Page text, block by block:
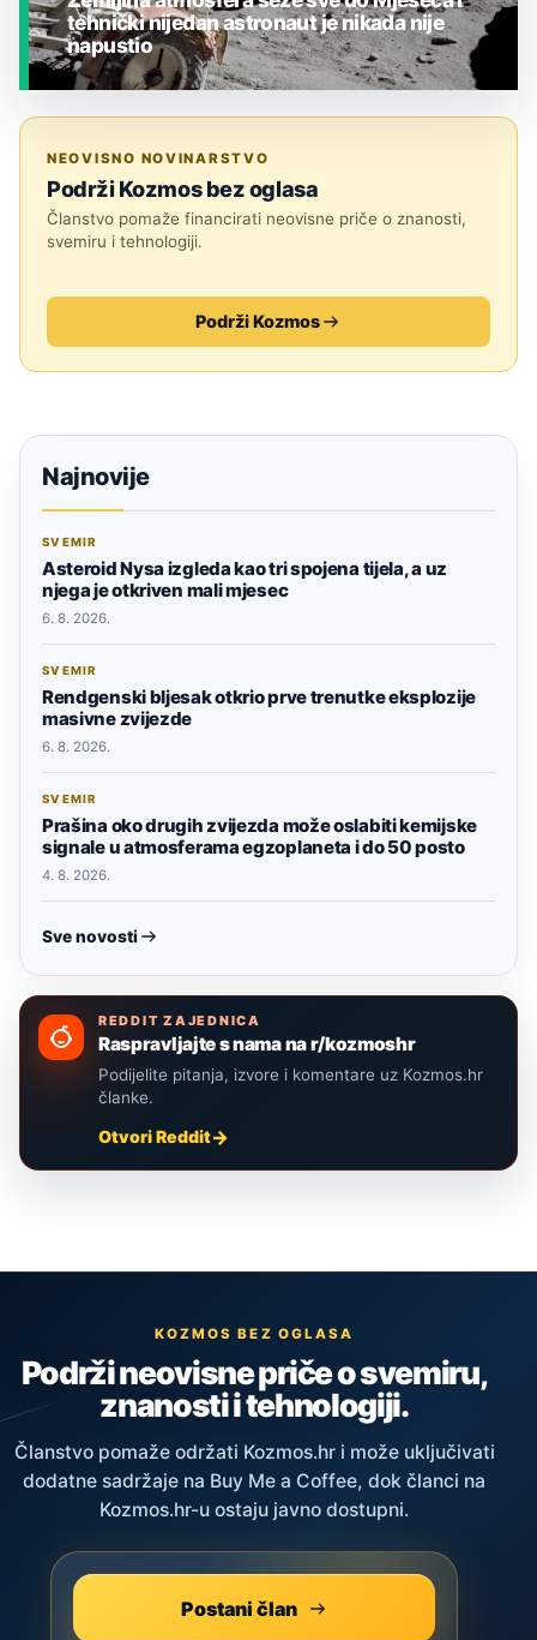
tehnički nijedan astronaut je nikada nije
napustio
NEOVISNO NOVINARSTVO
Podrži Kozmos bez oglasa
Članstvo pomaže financirati neovisne priče o znanosti,
svemiru i tehnologiji.
Podrži Kozmos
Najnovije
SVEMIR
Asteroid Nysa izgleda kao tri spojena tijela, a uz
njega je otkriven mali mjesec
6. 8. 2026.
SVEMIR
Rendgenski bljesak otkrio prve trenutke eksplozije
masivne zvijezde
6. 8. 2026.
SVEMIR
Prašina oko drugih zvijezda može oslabiti kemijske
signale u atmosferama egzoplaneta i do 50 posto
4. 8. 2026.
Sve novosti
REDDIT ZAJEDNICA
Raspravljajte s nama na r/kozmoshr
Podijelite pitanja, izvore i komentare uz Kozmos.hr
članke.
Otvori Reddit
KOZMOS BEZ OGLASA
Podrži neovisne priče o svemiru,
znanosti i tehnologiji.
Članstvo pomaže održati Kozmos.hr i može uključivati
dodatne sadržaje na Buy Me a Coffee, dok članci na
Kozmos.hr-u ostaju javno dostupni.
Postani član